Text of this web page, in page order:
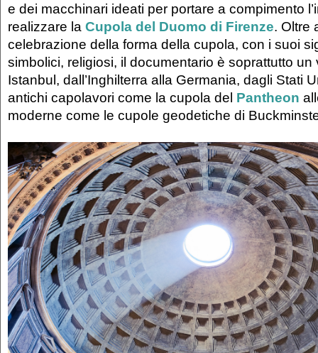
e dei macchinari ideati per portare a compimento
realizzare la Cupola del Duomo di Firenze. Oltre
celebrazione della forma della cupola, con i suoi
simbolici, religiosi, il documentario è soprattutto
Istanbul, dall’Inghilterra alla Germania, dagli Stati
antichi capolavori come la cupola del Pantheon
moderne come le cupole geodetiche di